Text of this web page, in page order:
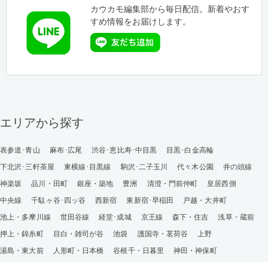
カウカモ編集部から毎日配信。新着やおす
すめ情報をお届けします。
エリアから探す
表参道･青山 麻布･広尾 渋谷･恵比寿･中目黒
目黒･白金高輪
下北沢･三軒茶屋
東横線･目黒線 駒沢･二子玉川 代々木公園
井の頭線
神楽坂
品川・田町 銀座・築地 豊洲 清澄・門前仲町
皇居西側
中央線
千駄ヶ谷･四ッ谷 西新宿 東新宿･早稲田
戸越・大井町
池上・多摩川線
世田谷線 経堂･成城 京王線 森下・住吉
浅草・蔵前
押上・錦糸町
目白・雑司が谷 池袋 護国寺・茗荷谷
上野
湯島・東大前
人形町・日本橋 谷根千・日暮里
神田・神保町